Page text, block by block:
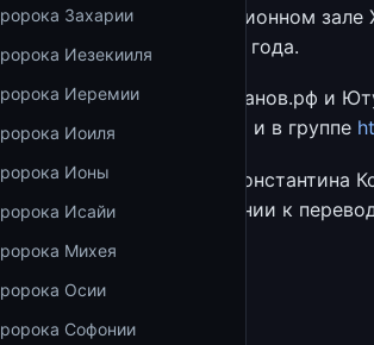
Захарии
Иезекииля
Иеремии
Иоиля
Ионы
Исайи
Михея
Осии
Софонии
Корепанова в лекционном
23 декабря 2019 года.
на сайте Корепанов.рф и
Корепанова» и в группе
Сбербанка отца Константина
7628 0395. В сообщении к
в избранное